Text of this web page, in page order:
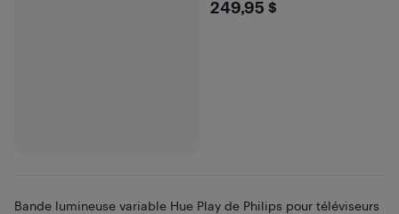
$249.95
249,95 $
Bande lumineuse variable Hue Play de Philips pour téléviseurs